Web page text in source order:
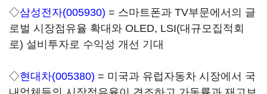
◇삼성전자(005930) = 스마트폰과 TV부문에서의 글
로벌 시장점유율 확대와 OLED, LSI(대규모집적회
로) 설비투자로 수익성 개선 기대
◇현대차(005380) = 미국과 유럽자동차 시장에서 국